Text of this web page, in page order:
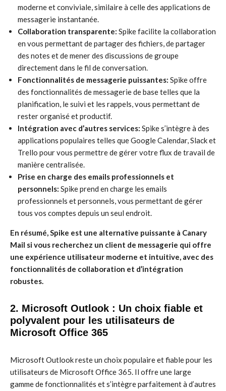
moderne et conviviale, similaire à celle des applications de
messagerie instantanée.
Collaboration transparente: Spike facilite la collaboration
en vous permettant de partager des fichiers, de partager
des notes et de mener des discussions de groupe
directement dans le fil de conversation.
Fonctionnalités de messagerie puissantes: Spike offre
des fonctionnalités de messagerie de base telles que la
planification, le suivi et les rappels, vous permettant de
rester organisé et productif.
Intégration avec d’autres services: Spike s’intègre à des
applications populaires telles que Google Calendar, Slack et
Trello pour vous permettre de gérer votre flux de travail de
manière centralisée.
Prise en charge des emails professionnels et
personnels: Spike prend en charge les emails
professionnels et personnels, vous permettant de gérer
tous vos comptes depuis un seul endroit.
En résumé, Spike est une alternative puissante à Canary
Mail si vous recherchez un client de messagerie qui offre
une expérience utilisateur moderne et intuitive, avec des
fonctionnalités de collaboration et d’intégration
robustes.
2. Microsoft Outlook : Un choix fiable et
polyvalent pour les utilisateurs de
Microsoft Office 365
Microsoft Outlook reste un choix populaire et fiable pour les
utilisateurs de Microsoft Office 365. Il offre une large
gamme de fonctionnalités et s’intègre parfaitement à d’autres